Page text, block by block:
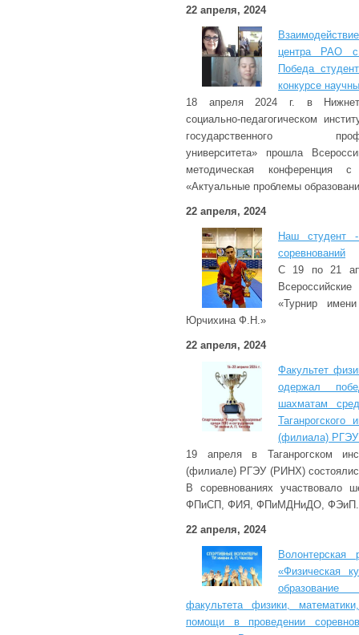
22 апреля, 2024
центра РАО
Победа
конкурсе
18 апреля 2024 г. в
социально-педагогическом
государственного
университета» прошла
методическая конференция
«Актуальные проблемы
22 апреля, 2024
Наш студент -
соревнований
С 19 по 21
«Турнир
Юрчихина Ф.Н.»
22 апреля, 2024
Факультет
одержал
шахматам
(филиала)
19 апреля в Таганрогском
(филиале) РГЭУ (РИНХ)
В соревнованиях
ФПиСП, ФИЯ, ФПиМДНиДО, ФЭиП.
22 апреля, 2024
Волонтерская
«Физическая
образование
факультета физики,
помощи в проведении